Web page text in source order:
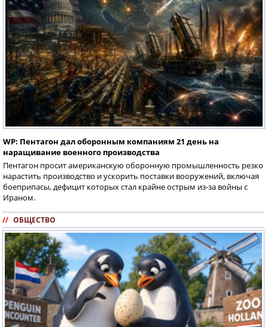
WP: Пентагон дал оборонным компаниям 21 день на
наращивание военного производства
Пентагон просит американскую оборонную промышленность резко
нарастить производство и ускорить поставки вооружений, включая
боеприпасы, дефицит которых стал крайне острым из-за войны с
Ираном.
// ОБЩЕСТВО